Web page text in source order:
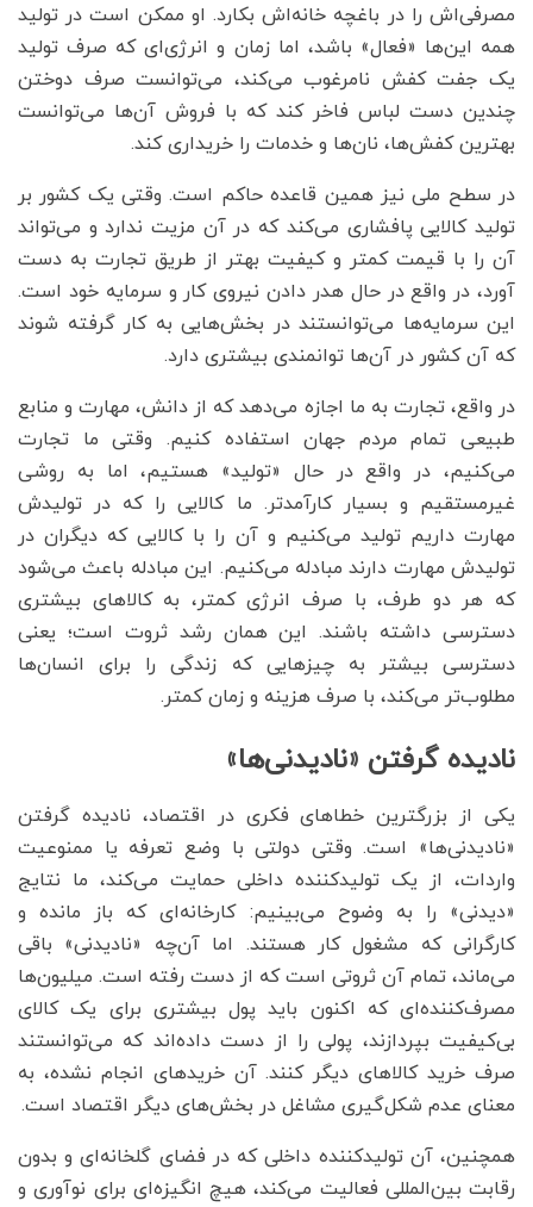
مصرفی‌اش را در باغچه خانه‌اش بکارد. او ممکن است در تولید
همه این‌ها «فعال» باشد، اما زمان و انرژی‌ای که صرف تولید
یک جفت کفش نامرغوب می‌کند، می‌توانست صرف دوختن
چندین دست لباس فاخر کند که با فروش آن‌ها می‌توانست
بهترین کفش‌ها، نان‌ها و خدمات را خریداری کند.
در سطح ملی نیز همین قاعده حاکم است. وقتی یک کشور بر
تولید کالایی پافشاری می‌کند که در آن مزیت ندارد و می‌تواند
آن را با قیمت کمتر و کیفیت بهتر از طریق تجارت به دست
آورد، در واقع در حال هدر دادن نیروی کار و سرمایه خود است.
این سرمایه‌ها می‌توانستند در بخش‌هایی به کار گرفته شوند
که آن کشور در آن‌ها توانمندی بیشتری دارد.
در واقع، تجارت به ما اجازه می‌دهد که از دانش، مهارت و منابع
طبیعی تمام مردم جهان استفاده کنیم. وقتی ما تجارت
می‌کنیم، در واقع در حال «تولید» هستیم، اما به روشی
غیرمستقیم و بسیار کارآمدتر. ما کالایی را که در تولیدش
مهارت داریم تولید می‌کنیم و آن را با کالایی که دیگران در
تولیدش مهارت دارند مبادله می‌کنیم. این مبادله باعث می‌شود
که هر دو طرف، با صرف انرژی کمتر، به کالاهای بیشتری
دسترسی داشته باشند. این همان رشد ثروت است؛ یعنی
دسترسی بیشتر به چیزهایی که زندگی را برای انسان‌ها
مطلوب‌تر می‌کند، با صرف هزینه و زمان کمتر.
نادیده گرفتن «نادیدنی‌ها»
یکی از بزرگترین خطاهای فکری در اقتصاد، نادیده گرفتن
«نادیدنی‌ها» است. وقتی دولتی با وضع تعرفه یا ممنوعیت
واردات، از یک تولیدکننده داخلی حمایت می‌کند، ما نتایج
«دیدنی» را به وضوح می‌بینیم: کارخانه‌ای که باز مانده و
کارگرانی که مشغول کار هستند. اما آن‌چه «نادیدنی» باقی
می‌ماند، تمام آن ثروتی است که از دست رفته است. میلیون‌ها
مصرف‌کننده‌ای که اکنون باید پول بیشتری برای یک کالای
بی‌کیفیت بپردازند، پولی را از دست داده‌اند که می‌توانستند
صرف خرید کالاهای دیگر کنند. آن خریدهای انجام نشده، به
معنای عدم شکل‌گیری مشاغل در بخش‌های دیگر اقتصاد است.
همچنین، آن تولیدکننده داخلی که در فضای گلخانه‌ای و بدون
رقابت بین‌المللی فعالیت می‌کند، هیچ انگیزه‌ای برای نوآوری و